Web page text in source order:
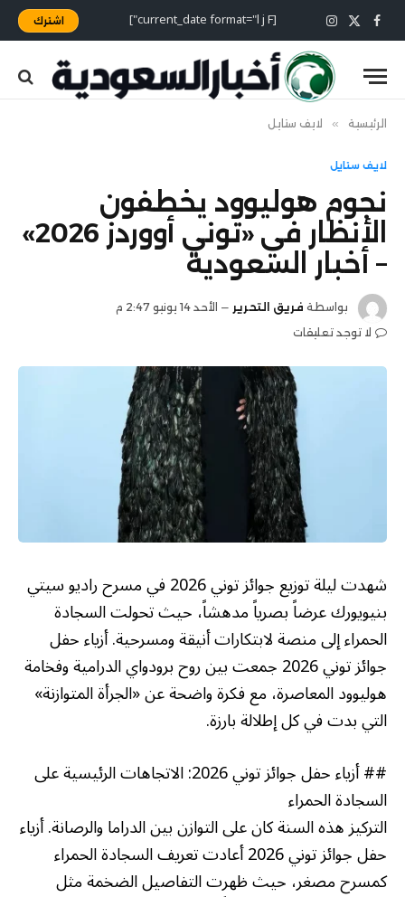
فيسبوك
X
(Twitter)
الانستغرام [current_date format="l j F"] اشترك
الرئيسية » لايف ستايل
لايف ستايل
نجوم هوليوود يخطفون
الأنظار في «توني أووردز 2026»
– أخبار السعودية
بواسطة فريق التحرير
الأحد 14 يونيو 2:47 م
لا توجد تعليقات
شهدت ليلة توزيع جوائز توني 2026 في مسرح راديو سيتي
بنيويورك عرضاً بصرياً مدهشاً، حيث تحولت السجادة
الحمراء إلى منصة لابتكارات أنيقة ومسرحية. أزياء حفل
جوائز توني 2026 جمعت بين روح برودواي الدرامية وفخامة
هوليوود المعاصرة، مع فكرة واضحة عن «الجرأة المتوازنة»
التي بدت في كل إطلالة بارزة.
## أزياء حفل جوائز توني 2026: الاتجاهات الرئيسية على
السجادة الحمراء
التركيز هذه السنة كان على التوازن بين الدراما والرصانة. أزياء
حفل جوائز توني 2026 أعادت تعريف السجادة الحمراء
كمسرح مصغر، حيث ظهرت التفاصيل الضخمة مثل